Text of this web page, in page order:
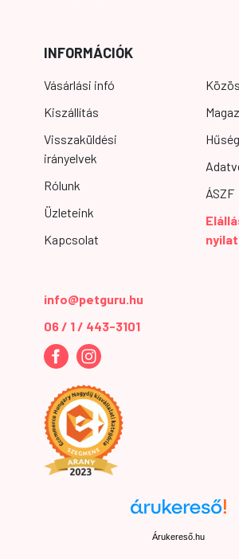
INFORMÁCIÓK
Vásárlási infó
Kiszállítás
Visszaküldési
irányelvek
Rólunk
Üzleteink
Kapcsolat
ÁSZF
info@petguru.hu
06 / 1 / 443-3101
Árukereső.hu